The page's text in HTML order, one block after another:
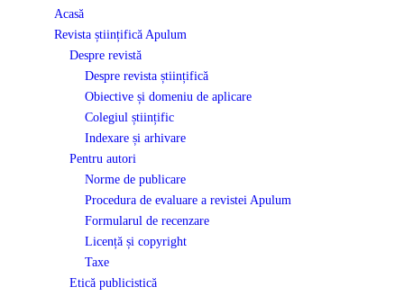
Acasă
Revista științifică Apulum
Despre revistă
Despre revista științifică
Obiective și domeniu de aplicare
Colegiul științific
Indexare și arhivare
Pentru autori
Norme de publicare
Procedura de evaluare a revistei Apulum
Formularul de recenzare
Licență și copyright
Taxe
Etică publicistică